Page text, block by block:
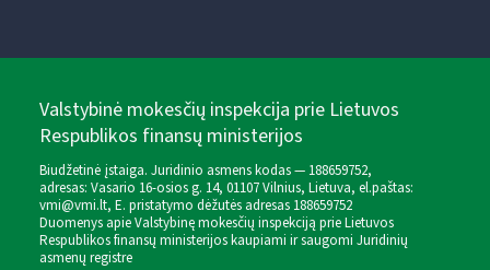
Valstybinė mokesčių inspekcija prie Lietuvos
Respublikos finansų ministerijos
Biudžetinė įstaiga. Juridinio asmens kodas — 188659752,
adresas: Vasario 16-osios g. 14, 01107 Vilnius, Lietuva, el.paštas:
vmi@vmi.lt, E. pristatymo dėžutės adresas 188659752
Duomenys apie Valstybinę mokesčių inspekciją prie Lietuvos
Respublikos finansų ministerijos kaupiami ir saugomi Juridinių
asmenų registre